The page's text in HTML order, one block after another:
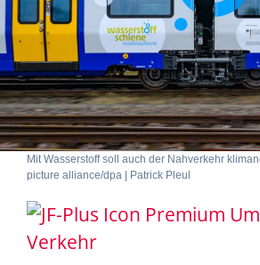
Mit Wasserstoff soll auch der Nahverkehr
picture alliance/dpa | Patrick Pleul
Verkehr